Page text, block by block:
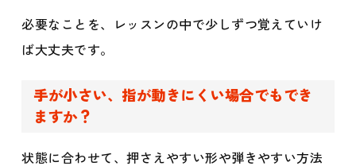
必要なことを、レッスンの中で少しずつ覚えていけ
ば大丈夫です。
手が小さい、指が動きにくい場合でもでき
ますか？
状態に合わせて、押さえやすい形や弾きやすい方法